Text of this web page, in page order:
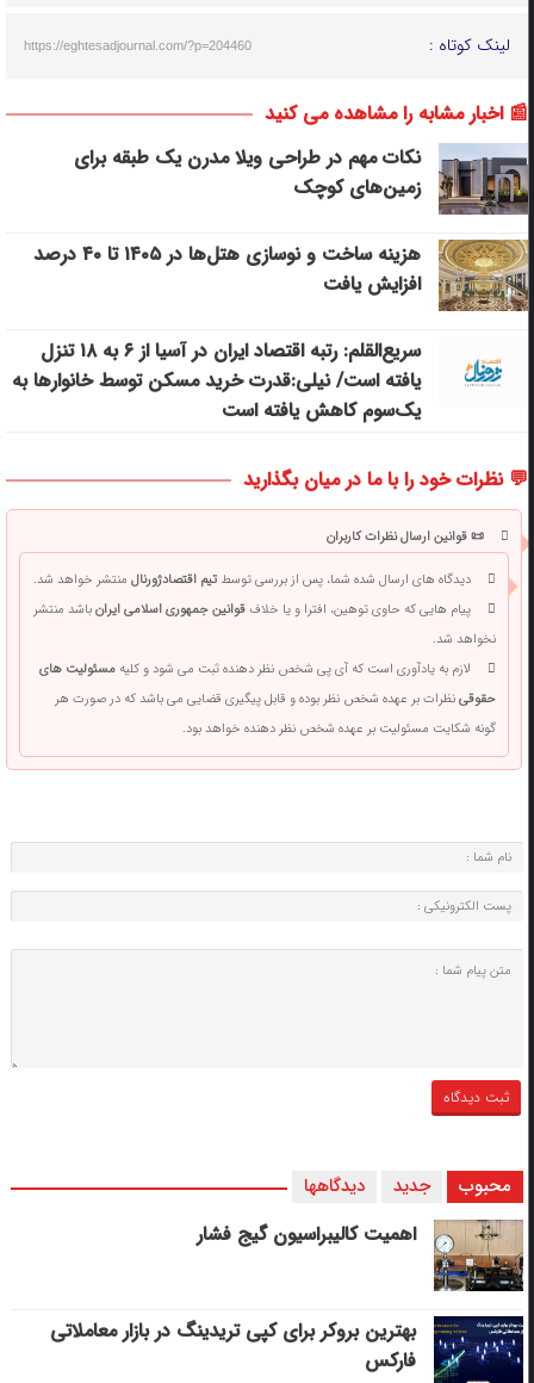
لینک کوتاه : https://eghtesadjournal.com/?p=204460
📰 اخبار مشابه را مشاهده می کنید
نکات مهم در طراحی ویلا مدرن یک طبقه برای
زمین‌های کوچک
هزینه ساخت و نوسازی هتل‌ها در ۱۴۰۵ تا ۴۰ درصد
افزایش یافت
سریع‌القلم: رتبه اقتصاد ایران در آسیا از ۶ به ۱۸ تنزل
یافته است/ نیلی:قدرت خرید مسکن توسط خانوارها به
یک‌سوم کاهش یافته است
💬 نظرات خود را با ما در میان بگذارید
📜 قوانین ارسال نظرات کاربران
دیدگاه های ارسال شده شما، پس از بررسی توسطتیم اقتصادژورنالمنتشر خواهد شد.
پیام هایی که حاوی توهین، افترا و یا خلافقوانین جمهوری اسلامی ایرانباشد منتشر
نخواهد شد.
لازم به یادآوری است که آی پی شخص نظر دهنده ثبت می شود و کلیهمسئولیت های
حقوقینظرات بر عهده شخص نظر بوده و قابل پیگیری قضایی می باشد که در صورت هر
گونه شکایت مسئولیت بر عهده شخص نظر دهنده خواهد بود.
محبوب جدید دیدگاهها
اهمیت کالیبراسیون گیج فشار
بهترین بروکر برای کپی‌ تریدینگ در بازار معاملاتی
فارکس